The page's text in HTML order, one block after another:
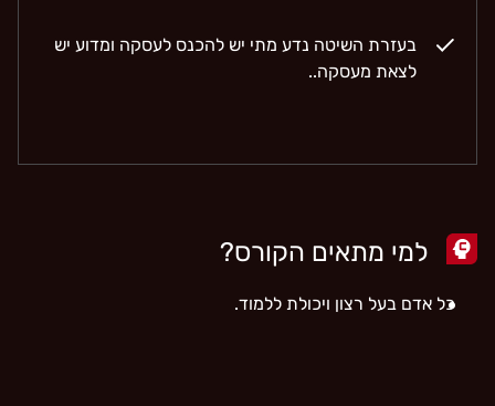
בעזרת השיטה נדע מתי יש להכנס לעסקה ומדוע יש
לצאת מעסקה..
למי מתאים הקורס?
כל אדם בעל רצון ויכולת ללמוד.